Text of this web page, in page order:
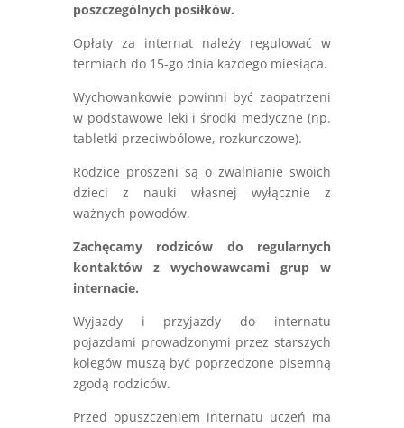
poszczególnych posiłków.
Opłaty za internat należy regulować w
termiach do 15-go dnia każdego miesiąca.
Wychowankowie powinni być zaopatrzeni
w podstawowe leki i środki medyczne (np.
tabletki przeciwbólowe, rozkurczowe).
Rodzice proszeni są o zwalnianie swoich
dzieci z nauki własnej wyłącznie z
ważnych powodów.
Zachęcamy rodziców do regularnych
kontaktów z wychowawcami grup w
internacie.
Wyjazdy i przyjazdy do internatu
pojazdami prowadzonymi przez starszych
kolegów muszą być poprzedzone pisemną
zgodą rodziców.
Przed opuszczeniem internatu uczeń ma